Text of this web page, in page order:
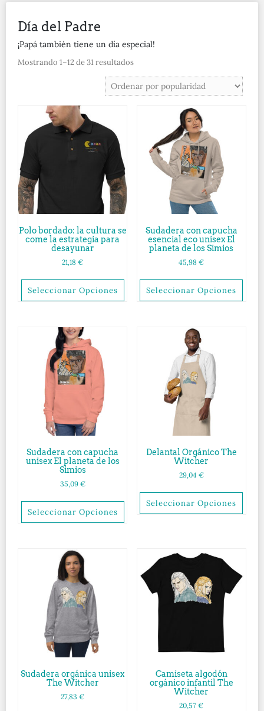
Día del Padre
¡Papá también tiene un día especial!
Mostrando 1–12 de 31 resultados
Polo bordado: la cultura se
come la estrategia para
desayunar
21,18€
Seleccionar Opciones
Sudadera con capucha
esencial eco unisex El
planeta de los Simios
45,98€
Seleccionar Opciones
Sudadera con capucha
unisex El planeta de los
Simios
35,09 €
Seleccionar Opciones
Delantal Orgánico The
Witcher
29,04 €
Seleccionar Opciones
Sudadera orgánica unisex
The Witcher
27,83€
Camiseta algodón
orgánico infantil The
Witcher
20,57€